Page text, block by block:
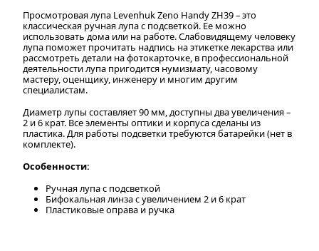
Просмотровая лупа Levenhuk Zeno Handy ZH39 – это
классическая ручная лупа с подсветкой. Ее можно
использовать дома или на работе. Слабовидящему человеку
лупа поможет прочитать надпись на этикетке лекарства или
рассмотреть детали на фотокарточке, в профессиональной
деятельности лупа пригодится нумизмату, часовому
мастеру, оценщику, инженеру и многим другим
специалистам.
Диаметр лупы составляет 90 мм, доступны два увеличения –
2 и 6 крат. Все элементы оптики и корпуса сделаны из
пластика. Для работы подсветки требуются батарейки (нет в
комплекте).
Особенности:
Ручная лупа с подсветкой
Бифокальная линза с увеличением 2 и 6 крат
Пластиковые оправа и ручка